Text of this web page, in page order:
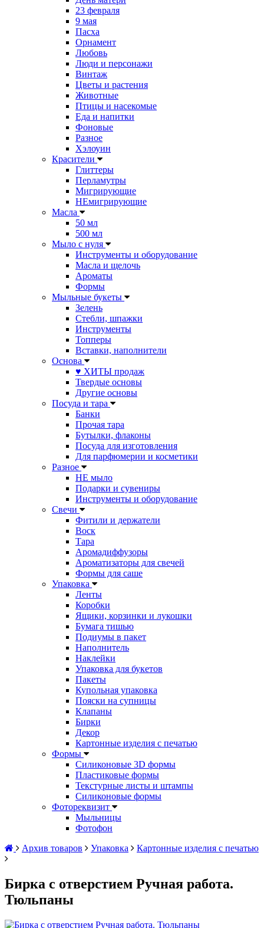
23 февраля
9 мая
Пасха
Орнамент
Любовь
Люди и персонажи
Винтаж
Цветы и растения
Животные
Птицы и насекомые
Еда и напитки
Фоновые
Разное
Хэлоуин
Красители
Глиттеры
Перламутры
Мигрирующие
НЕмигрирующие
Масла
50 мл
500 мл
Мыло с нуля
Инструменты и оборудование
Масла и щелочь
Ароматы
Формы
Мыльные букеты
Зелень
Стебли, шпажки
Инструменты
Топперы
Вставки, наполнители
Основа
♥ ХИТЫ продаж
Твердые основы
Другие основы
Посуда и тара
Банки
Прочая тара
Бутылки, флаконы
Посуда для изготовления
Для парфюмерии и косметики
Разное
НЕ мыло
Подарки и сувениры
Инструменты и оборудование
Свечи
Фитили и держатели
Воск
Тара
Аромадиффузоры
Ароматизаторы для свечей
Формы для саше
Упаковка
Ленты
Коробки
Ящики, корзинки и лукошки
Бумага тишью
Подиумы в пакет
Наполнитель
Наклейки
Упаковка для букетов
Пакеты
Купольная упаковка
Пояски на супницы
Клапаны
Бирки
Декор
Картонные изделия с печатью
Формы
Силиконовые 3D формы
Пластиковые формы
Текстурные листы и штампы
Силиконовые формы
Фотореквизит
Мыльницы
Фотофон
Архив товаров
Упаковка Картонные изделия с печатью
Бирка с отверстием Ручная работа.
Тюльпаны